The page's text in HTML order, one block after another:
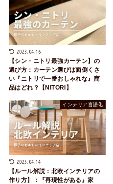
2023.04.16
【シン・ニトリ最強カーテン】の
選び方：カーテン選びは面倒くさ
い『ニトリで一番おしゃれな』商
品はどれ？【NITORI】
インテリア言語化
2025.04.14
【ルール解説：北欧インテリアの
作り方】：『再現性がある』家